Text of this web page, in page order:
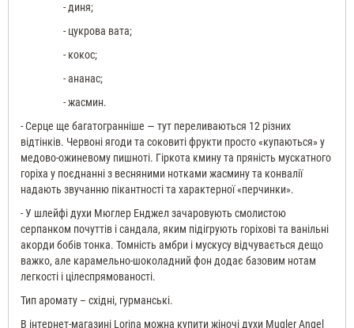
- диня;
- цукрова вата;
- кокос;
- ананас;
- жасмин.
- Серце ще багатогранніше — тут переливаються 12 різних
відтінків. Червоні ягоди та соковиті фрукти просто «купаються» у
медово-ожиневому пишноті. Гіркота кмину та пряність мускатного
горіха у поєднанні з весняними нотками жасмину та конвалії
надають звучанню пікантності та характерної «перчинки».
- У шлейфі духи Мюглер Енджел зачаровують смолистою
серпанком почуттів і сандала, яким підігрують горіхові та ванільні
акорди бобів тонка. Томність амбри і мускусу відчувається дещо
важко, але карамельно-шоколадний фон додає базовим нотам
легкості і цілеспрямованості.
Тип аромату – східні, гурманські.
В інтернет-магазині Lorina можна купити жіночі духи Mugler Angel